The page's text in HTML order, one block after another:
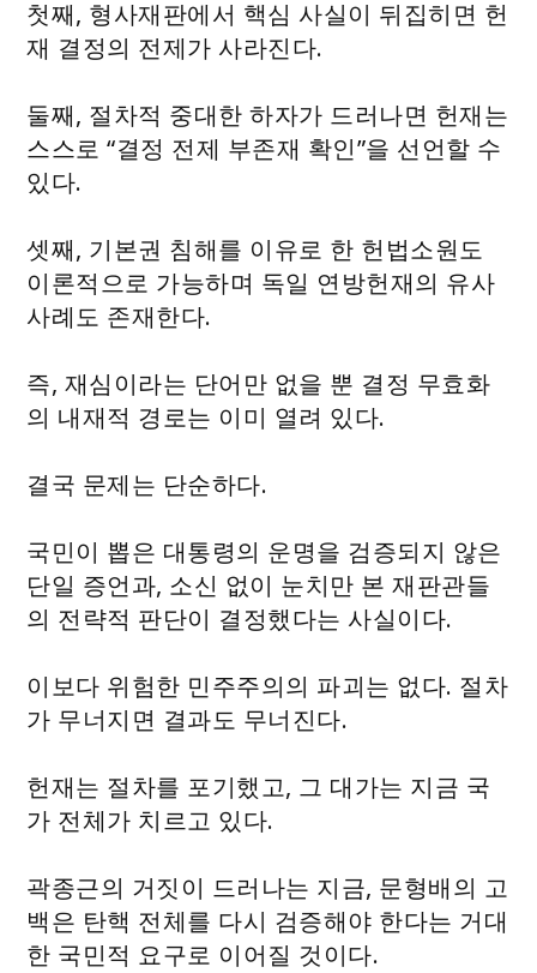
첫째, 형사재판에서 핵심 사실이 뒤집히면 헌
재 결정의 전제가 사라진다.
둘째, 절차적 중대한 하자가 드러나면 헌재는
스스로 “결정 전제 부존재 확인”을 선언할 수
있다.
셋째, 기본권 침해를 이유로 한 헌법소원도
이론적으로 가능하며 독일 연방헌재의 유사
사례도 존재한다.
즉, 재심이라는 단어만 없을 뿐 결정 무효화
의 내재적 경로는 이미 열려 있다.
결국 문제는 단순하다.
국민이 뽑은 대통령의 운명을 검증되지 않은
단일 증언과, 소신 없이 눈치만 본 재판관들
의 전략적 판단이 결정했다는 사실이다.
이보다 위험한 민주주의의 파괴는 없다. 절차
가 무너지면 결과도 무너진다.
헌재는 절차를 포기했고, 그 대가는 지금 국
가 전체가 치르고 있다.
곽종근의 거짓이 드러나는 지금, 문형배의 고
백은 탄핵 전체를 다시 검증해야 한다는 거대
한 국민적 요구로 이어질 것이다.